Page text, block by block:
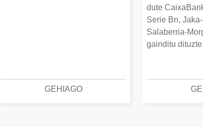
GEHIAGO
dute
Serie Bn,
Salaberria-
gainditu dituzte.